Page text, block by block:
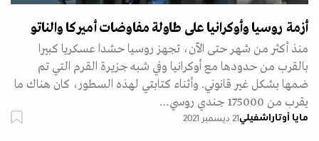
أزمة روسيا وأوكرانيا على طاولة مفاوضات أميركا والناتو
منذ أكثر من شهر حتى الآن، تجهز روسيا حشدا عسكريا كبيرا
بالقرب من حدودها مع أوكرانيا وفي شبه جزيرة القرم التي تم
ضمها بشكل غير قانوني. وأثناء كتابتي لهذه السطور، كان هناك ما
يقرب من 175000 جندي روسي…
مايا أوتاراشفيلي21 ديسمبر 2021